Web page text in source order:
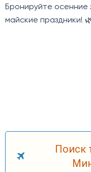
Бронируйте
майские праздники!
Поиск